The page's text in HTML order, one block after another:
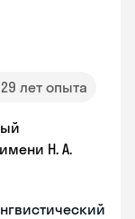
29 лет опыта
Н. А.